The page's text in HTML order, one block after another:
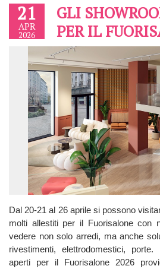
21
APR
2026
GLI
PER IL
Dal 20-21 al 26 aprile si possono
molti allestiti per il Fuorisalone con
vedere non solo arredi, ma anche
rivestimenti, elettrodomestici,
aperti per il Fuorisalone 2026